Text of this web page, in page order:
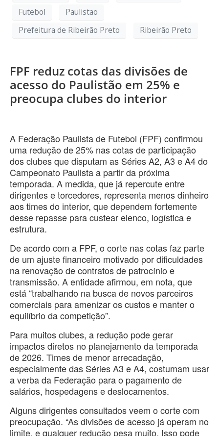
Futebol
Paulistao
Prefeitura de Ribeirão Preto
Ribeirão Preto
FPF reduz cotas das divisões de
acesso do Paulistão em 25% e
preocupa clubes do interior
A Federação Paulista de Futebol (FPF) confirmou
uma redução de 25% nas cotas de participação
dos clubes que disputam as Séries A2, A3 e A4 do
Campeonato Paulista a partir da próxima
temporada. A medida, que já repercute entre
dirigentes e torcedores, representa menos dinheiro
aos times do interior, que dependem fortemente
desse repasse para custear elenco, logística e
estrutura.
De acordo com a FPF, o corte nas cotas faz parte
de um ajuste financeiro motivado por dificuldades
na renovação de contratos de patrocínio e
transmissão. A entidade afirmou, em nota, que
está “trabalhando na busca de novos parceiros
comerciais para amenizar os custos e manter o
equilíbrio da competição”.
Para muitos clubes, a redução pode gerar
impactos diretos no planejamento da temporada
de 2026. Times de menor arrecadação,
especialmente das Séries A3 e A4, costumam usar
a verba da Federação para o pagamento de
salários, hospedagens e deslocamentos.
Alguns dirigentes consultados veem o corte com
preocupação. “As divisões de acesso já operam no
limite, e qualquer redução pesa muito. Isso pode